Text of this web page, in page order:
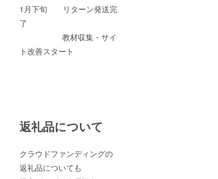
1月下旬 リターン発送完
了
教材収集・サイ
ト改善スタート
返礼品について
クラウドファンディングの
返礼品についても